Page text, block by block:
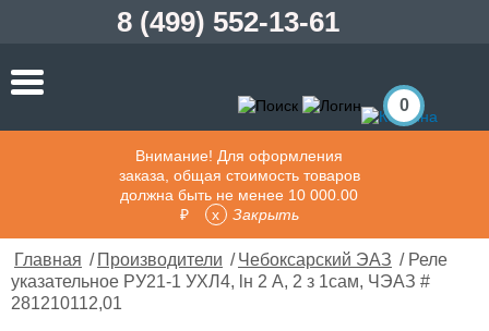
8 (499) 552-13-61
0
Внимание! Для оформления
заказа, общая стоимость товаров
должна быть не менее 10 000.00
₽
Закрыть
Главная / Производители / Чебоксарский ЭАЗ / Реле
указательное РУ21-1 УХЛ4, lн 2 А, 2 з 1сам, ЧЭАЗ #
281210112,01